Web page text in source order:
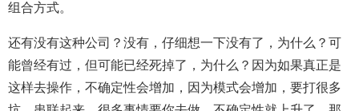
组合方式。
还有没有这种公司？没有，仔细想一下没有了，为什么？可
能曾经有过，但可能已经死掉了，为什么？因为如果真正是
这样去操作，不确定性会增加，因为模式会增加，要打很多